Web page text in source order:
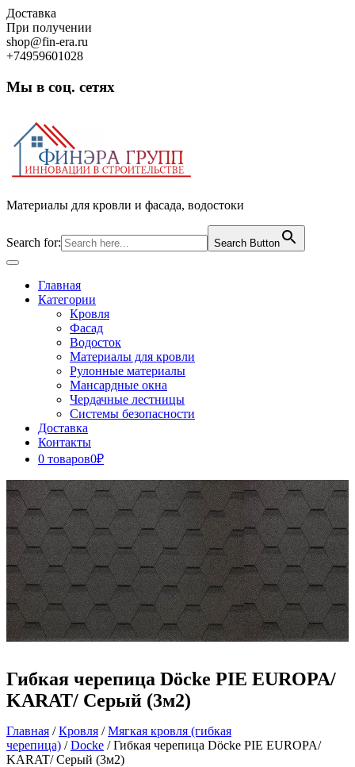
Skip
to
content
Доставка
При получении
shop@fin-era.ru
+74959601028
Мы в соц. сетях
Материалы для кровли и фасада, водостоки
Search for: Search Button
Open
ButtonГлавная
Категории
Кровля
Фасад
Водосток
Материалы для кровли
Рулонные материалы
Мансардные окна
Чердачные лестницы
Системы безопасности
Доставка
Контакты
0 товаров0₽
Close
Button
Гибкая черепица Döcke PIE EUROPA/
KARAT/ Серый (3м2)
Главная /Кровля /Мягкая кровля (гибкая
черепица) /Docke / Гибкая черепица Döcke PIE EUROPA/
KARAT/ Серый (3м2)